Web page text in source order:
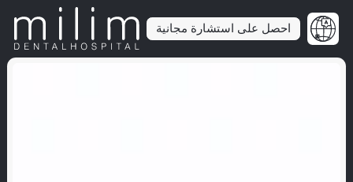
احصل على استشارة مجانية